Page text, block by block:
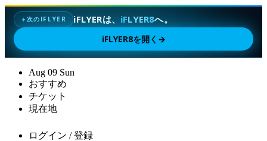
✦次のIFLYER iFLYERは、 iFLYER8へ。
iFLYER8を開く →
Aug 09 Sun
おすすめ
チケット
現在地
ログイン / 登録